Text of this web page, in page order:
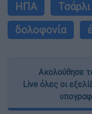
ΗΠΑ
δολοφονία
Ακολούθησε
Live όλες οι